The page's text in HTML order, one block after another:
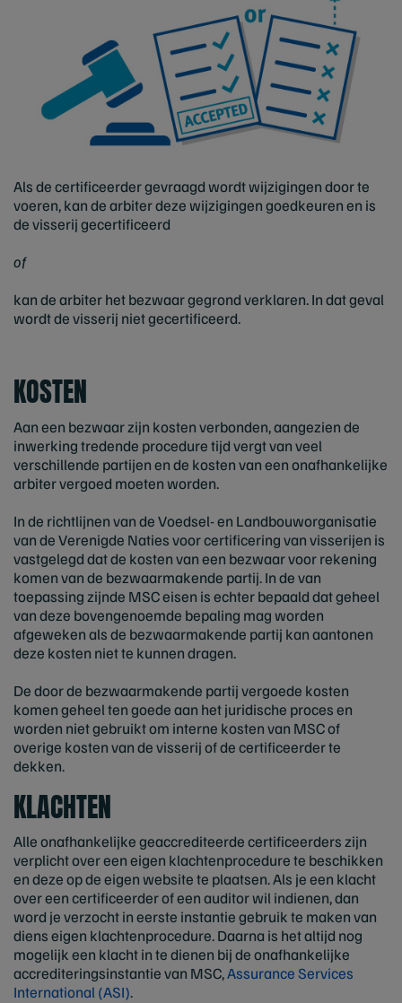
Als de certificeerder gevraagd wordt wijzigingen door te
voeren, kan de arbiter deze wijzigingen goedkeuren en is
de visserij gecertificeerd
of
kan de arbiter het bezwaar gegrond verklaren. In dat geval
wordt de visserij niet gecertificeerd.
KOSTEN
Aan een bezwaar zijn kosten verbonden, aangezien de
inwerking tredende procedure tijd vergt van veel
verschillende partijen en de kosten van een onafhankelijke
arbiter vergoed moeten worden.
In de richtlijnen van de Voedsel- en Landbouworganisatie
van de Verenigde Naties voor certificering van visserijen is
vastgelegd dat de kosten van een bezwaar voor rekening
komen van de bezwaarmakende partij. In de van
toepassing zijnde MSC eisen is echter bepaald dat geheel
van deze bovengenoemde bepaling mag worden
afgeweken als de bezwaarmakende partij kan aantonen
deze kosten niet te kunnen dragen.
De door de bezwaarmakende partij vergoede kosten
komen geheel ten goede aan het juridische proces en
worden niet gebruikt om interne kosten van MSC of
overige kosten van de visserij of de certificeerder te
dekken.
KLACHTEN
Alle onafhankelijke geaccrediteerde certificeerders zijn
verplicht over een eigen klachtenprocedure te beschikken
en deze op de eigen website te plaatsen. Als je een klacht
over een certificeerder of een auditor wil indienen, dan
word je verzocht in eerste instantie gebruik te maken van
diens eigen klachtenprocedure. Daarna is het altijd nog
mogelijk een klacht in te dienen bij de onafhankelijke
accrediteringsinstantie van MSC,Assurance Services
International (ASI).